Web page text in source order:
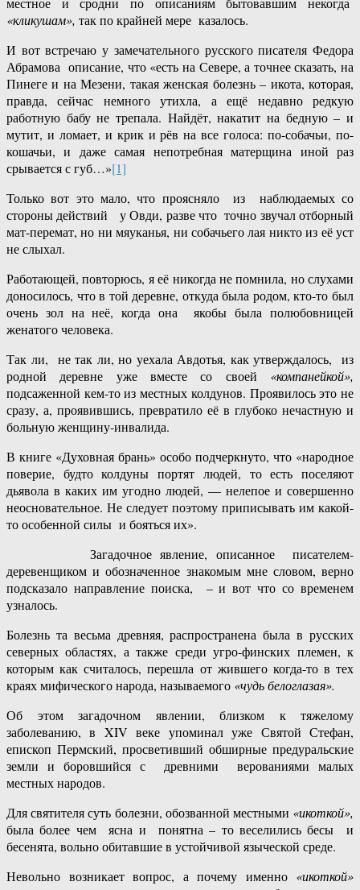
«кликушам», так по крайней мере казалось.
И вот встречаю у замечательного русского писателя Федора
Абрамова описание, что «есть на Севере, а точнее сказать, на
Пинеге и на Мезени, такая женская болезнь – икота, которая,
правда, сейчас немного утихла, а ещё недавно редкую
работную бабу не трепала. Найдёт, накатит на бедную – и
мутит, и ломает, и крик и рёв на все голоса: по-собачьи, по-
кошачьи, и даже самая непотребная матерщина иной раз
срывается с губ…»[1]
Только вот это мало, что проясняло из наблюдаемых со
стороны действий у Овди, разве что точно звучал отборный
мат-перемат, но ни мяуканья, ни собачьего лая никто из её уст
не слыхал.
Работающей, повторюсь, я её никогда не помнила, но слухами
доносилось, что в той деревне, откуда была родом, кто-то был
очень зол на неё, когда она якобы была полюбовницей
женатого человека.
Так ли, не так ли, но уехала Авдотья, как утверждалось, из
родной деревне уже вместе со своей «компанейкой»,
подсаженной кем-то из местных колдунов. Проявилось это не
сразу, а, проявившись, превратило её в глубоко нечастную и
больную женщину-инвалида.
В книге «Духовная брань» особо подчеркнуто, что «народное
поверие, будто колдуны портят людей, то есть поселяют
дьявола в каких им угодно людей, — нелепое и совершенно
неосновательное. Не следует поэтому приписывать им какой-
то особенной силы и бояться их».
Загадочное явление, описанное писателем-
деревенщиком и обозначенное знакомым мне словом, верно
подсказало направление поиска, – и вот что со временем
узналось.
Болезнь та весьма древняя, распространена была в русских
северных областях, а также среди угро-финских племен, к
которым как считалось, перешла от жившего когда-то в тех
краях мифического народа, называемого «чудь белоглазая».
Об этом загадочном явлении, близком к тяжелому
заболеванию, в XIV веке упоминал уже Святой Стефан,
епископ Пермский, просветивший обширные предуральские
земли и боровшийся с древними верованиями малых
местных народов.
Для святителя суть болезни, обозванной местными «икоткой»,
была более чем ясна и понятна – то веселились бесы и
бесенята, вольно обитавшие в устойчивой языческой среде.
Невольно возникает вопрос, а почему именно «икоткой»